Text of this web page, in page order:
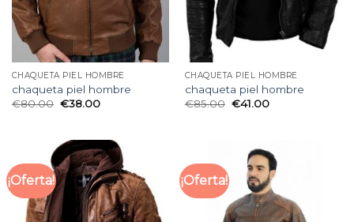
CHAQUETA PIEL HOMBRE
chaqueta piel hombre
€80.00 €38.00
CHAQUETA PIEL HOMBRE
chaqueta piel hombre
€85.00 €41.00
¡Oferta! ¡Oferta!